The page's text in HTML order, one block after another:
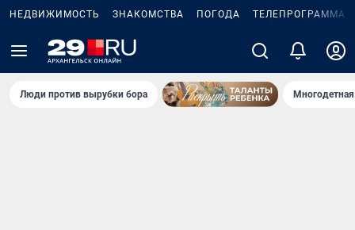
НЕДВИЖИМОСТЬ ЗНАКОМСТВА ПОГОДА ТЕЛЕПРОГРАММА
Люди против вырубки бора